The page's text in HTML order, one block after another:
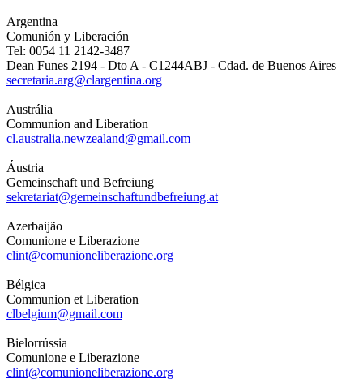
Argentina
Comunión y Liberación
Tel: 0054 11 2142-3487
Dean Funes 2194 - Dto A - C1244ABJ - Cdad. de Buenos Aires
secretaria.arg@clargentina.org
Austrália
Communion and Liberation
cl.australia.newzealand@gmail.com
Áustria
Gemeinschaft und Befreiung
sekretariat@gemeinschaftundbefreiung.at
Azerbaijão
Comunione e Liberazione
clint@comunioneliberazione.org
Bélgica
Communion et Liberation
clbelgium@gmail.com
Bielorrússia
Comunione e Liberazione
clint@comunioneliberazione.org